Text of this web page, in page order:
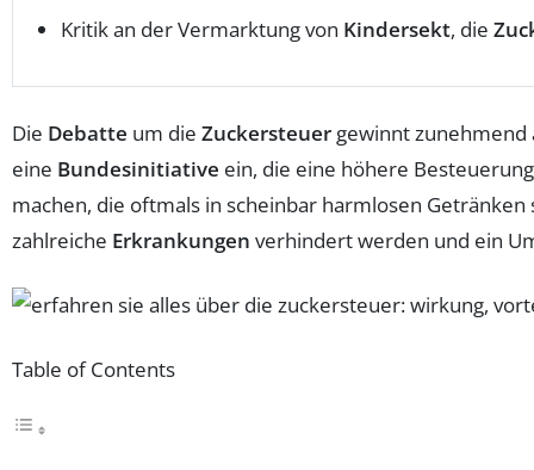
Kritik an der Vermarktung von Kindersekt, die
Die Debatte um die Zuckersteuer gewinnt
eine Bundesinitiative ein, die eine höhere
machen, die oftmals in scheinbar harmlosen
zahlreiche Erkrankungen verhindert werden und ein
Table of Contents